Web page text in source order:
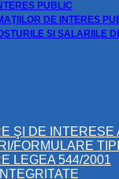
PUBLIC
DE INTERES
SI
ŞI DE
FORMULARE
LEGEA 544/2001